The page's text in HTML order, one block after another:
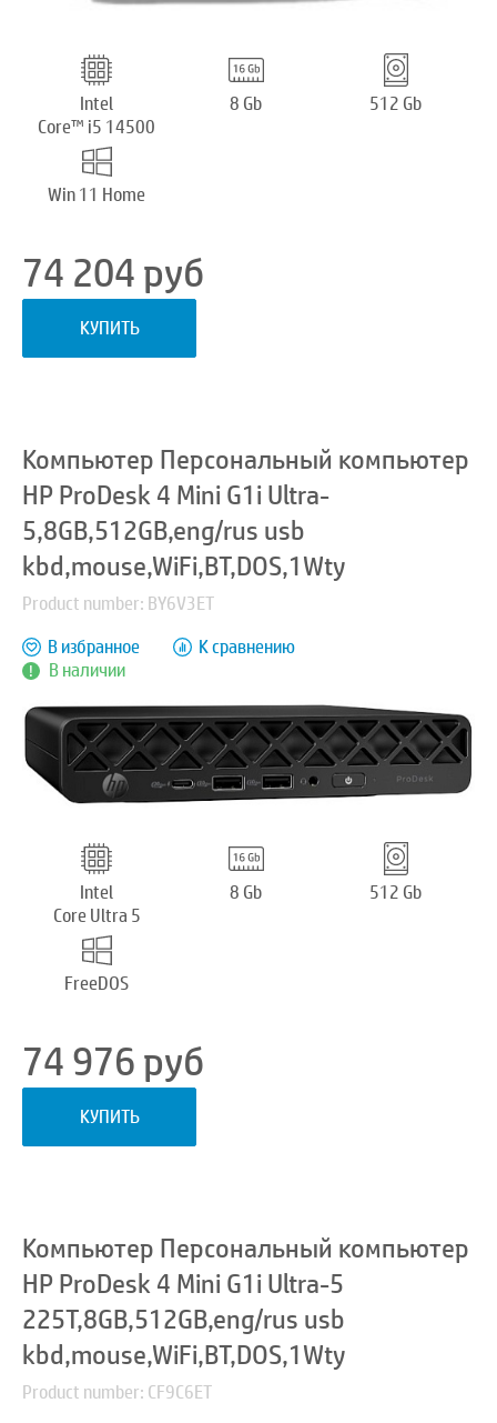
Intel
Core™ i5 14500
8 Gb 512 Gb
Win 11 Home
74 204руб
КУПИТЬ
Компьютер Персональный компьютер
HP ProDesk 4 Mini G1i Ultra-
5,8GB,512GB,eng/rus usb
kbd,mouse,WiFi,BT,DOS,1Wty
Product number: BY6V3ET
В наличии
В избранное К сравнению
Intel
Core Ultra 5
8 Gb 512 Gb
FreeDOS
74 976руб
КУПИТЬ
Компьютер Персональный компьютер
HP ProDesk 4 Mini G1i Ultra-5
225T,8GB,512GB,eng/rus usb
kbd,mouse,WiFi,BT,DOS,1Wty
Product number: CF9C6ET